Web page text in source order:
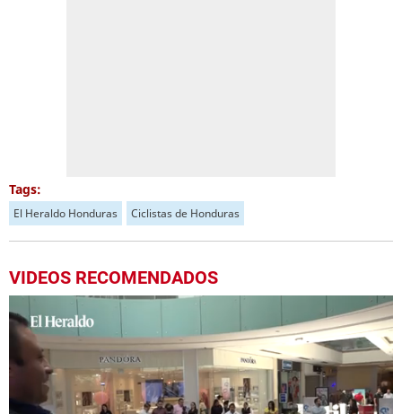
Tags:
El Heraldo Honduras Ciclistas de Honduras
VIDEOS RECOMENDADOS